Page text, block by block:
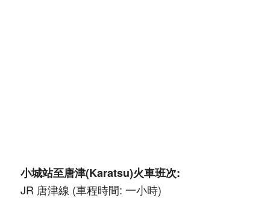
小城站至唐津(Karatsu)火車班次:
JR 唐津線 (車程時間: 一小時)